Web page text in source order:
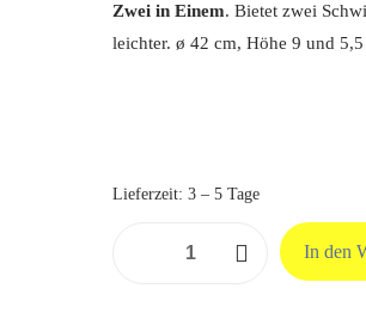
Zwei in Einem. Bietet zwei
leichter. ø 42 cm, Höhe 9 und
Lieferzeit: 3 – 5 Tage
In den